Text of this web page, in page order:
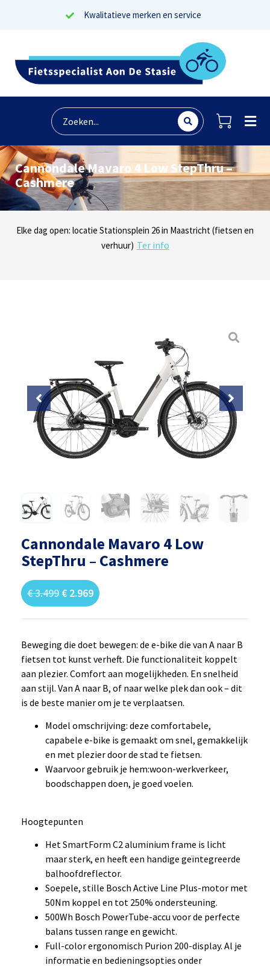
Kwalitatieve merken en service
Cannondale Mavaro 4 Low StepThru –
Cashmere
Dinsdag t/m zaterdag geopen: locaties Sphinxlunet 1 in Maastricht
(e-bikes) en Maaseikersteenweg 183 in Lanaken (fietsen en e-
Elke dag open: locatie Stationsplein 26 in Maastricht (fietsen en
verhuur) Ter info
Onze missie? Tevreden klanten! Lees reviews
Cannondale Mavaro 4 Low
StepThru – Cashmere
€3.499 € 2.969
Beweging die doet bewegen: de e-bike die van A naar B
fietsen tot kunst verheft. Die functionaliteit koppelt
aan plezier. Comfort aan mogelijkheden. En snelheid
aan stijl. Van A naar B, of naar welke plek dan ook – dit
is de beste manier om je te verplaatsen.
Model omschrijving: deze comfortabele,
capabele e-bike is gemaakt om snel, gemakkelijk
en met plezier door de stad te fietsen.
Waarvoor gebruik je hem:woon-werkverkeer,
boodschappen doen, je goed voelen.
Hoogtepunten
Het SmartForm C2 aluminium frame is licht
maar sterk, en heeft een handige geïntegreerde
balhoofdreflector.
Soepele, stille Bosch Active Line Plus-motor met
50Nm koppel en tot 250% ondersteuning.
500Wh Bosch PowerTube-accu voor de perfecte
balans tussen range en gewicht.
Full-color ergonomisch Purion 200-display. Al je
informatie en bedieningsopties onder